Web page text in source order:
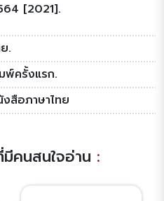
[2021].
.
พ์ครั้งแรก.
งสือภาษาไทย
มีคนสนใจอ่าน :